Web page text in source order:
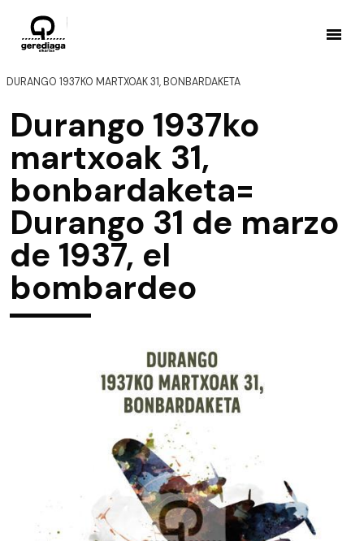
DURANGO 1937KO MARTXOAK 31, BONBARDAKETA
Durango 1937ko
martxoak 31,
bonbardaketa=
Durango 31 de marzo
de 1937, el
bombardeo